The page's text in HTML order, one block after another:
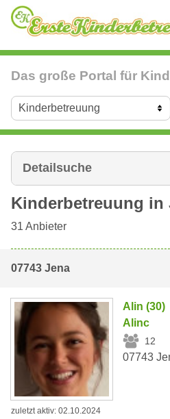
Das große Portal für
Detailsuche
Kinderbetreuung in
31 Anbieter
07743 Jena
Alin (30)
Alinc
12
07743
zuletzt aktiv: 02.10.2024